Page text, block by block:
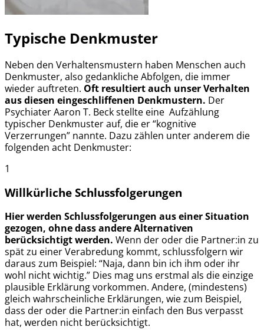
Typische Denkmuster
Neben den Verhaltensmustern haben Menschen auch
Denkmuster, also gedankliche Abfolgen, die immer
wieder auftreten. Oft resultiert auch unser Verhalten
aus diesen eingeschliffenen Denkmustern. Der
Psychiater Aaron T. Beck stellte eine Aufzählung
typischer Denkmuster auf, die er “kognitive
Verzerrungen” nannte. Dazu zählen unter anderem die
folgenden acht Denkmuster:
1
Willkürliche Schlussfolgerungen
Hier werden Schlussfolgerungen aus einer Situation
gezogen, ohne dass andere Alternativen
berücksichtigt werden. Wenn der oder die Partner:in zu
spät zu einer Verabredung kommt, schlussfolgern wir
daraus zum Beispiel: “Naja, dann bin ich ihm oder ihr
wohl nicht wichtig.” Dies mag uns erstmal als die einzige
plausible Erklärung vorkommen. Andere, (mindestens)
gleich wahrscheinliche Erklärungen, wie zum Beispiel,
dass der oder die Partner:in einfach den Bus verpasst
hat, werden nicht berücksichtigt.